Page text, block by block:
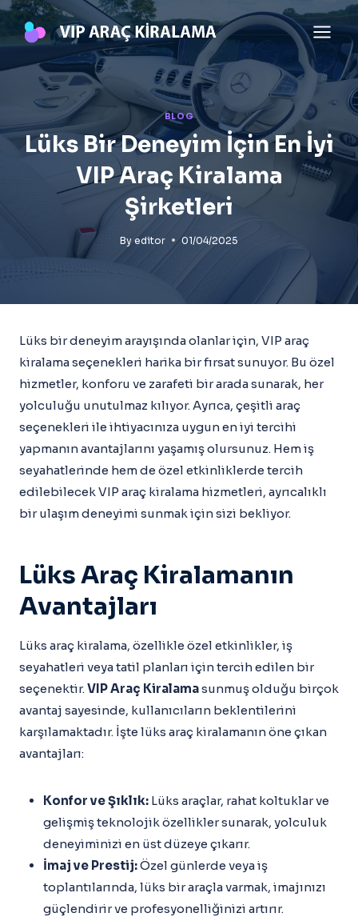
Skip
BLOG
Lüks Bir Deneyim İçin En İyi
VIP Araç Kiralama
Şirketleri
By editor 01/04/2025
Lüks bir deneyim arayışında olanlar için, VIP araç
kiralama seçenekleri harika bir fırsat sunuyor. Bu özel
hizmetler, konforu ve zarafeti bir arada sunarak, her
yolculuğu unutulmaz kılıyor. Ayrıca, çeşitli araç
seçenekleri ile ihtiyacınıza uygun en iyi tercihi
yapmanın avantajlarını yaşamış olursunuz. Hem iş
seyahatlerinde hem de özel etkinliklerde tercih
edilebilecek VIP araç kiralama hizmetleri, ayrıcalıklı
bir ulaşım deneyimi sunmak için sizi bekliyor.
Lüks Araç Kiralamanın
Avantajları
Lüks araç kiralama, özellikle özel etkinlikler, iş
seyahatleri veya tatil planları için tercih edilen bir
seçenektir.VIP Araç Kiralamasunmuş olduğu birçok
avantaj sayesinde, kullanıcıların beklentilerini
karşılamaktadır. İşte lüks araç kiralamanın öne çıkan
avantajları:
Konfor ve Şıklık: Lüks araçlar, rahat koltuklar ve
gelişmiş teknolojik özellikler sunarak, yolculuk
deneyiminizi en üst düzeye çıkarır.
İmaj ve Prestij:Özel günlerde veya iş
toplantılarında, lüks bir araçla varmak, imajınızı
güçlendirir ve profesyonelliğinizi artırır.